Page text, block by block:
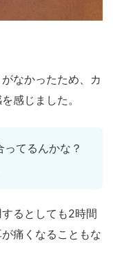
なかったため、カ
感じました。
てるんかな？
るとしても2時間
痛くなることもな